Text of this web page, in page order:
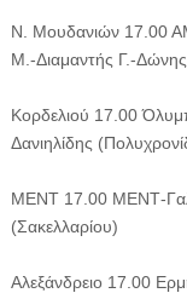
Ν. Μουδανιών 17.00
Μ.-Διαμαντής Γ.-
Κορδελιού 17.00
Δανιηλίδης
ΜΕΝΤ 17.00 ΜΕΝΤ-
(Σακελλαρίου)
Αλεξάνδρειο 17.00